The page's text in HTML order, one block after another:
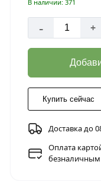
В наличии: 371
- +
Купить сейчас
Доставка до
Оплата
безналичным